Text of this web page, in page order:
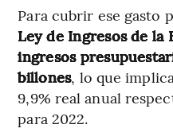
Para cubrir ese gasto
Ley de Ingresos de la
ingresos
billones, lo que
9,9% real anual
para 2022.